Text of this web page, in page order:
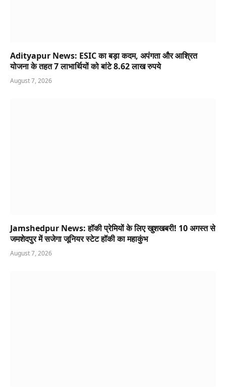
Adityapur News: ESIC का बड़ा कदम, अपंगता और आश्रित
योजना के तहत 7 लाभार्थियों को बांटे 8.62 लाख रुपये
August 7, 2026
Jamshedpur News: हॉकी प्रेमियों के लिए खुशखबरी! 10 अगस्त से
जमशेदपुर में सजेगा जूनियर स्टेट हॉकी का महाकुंभ
August 7, 2026